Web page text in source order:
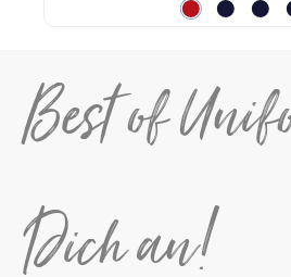
Best of
Dich an!